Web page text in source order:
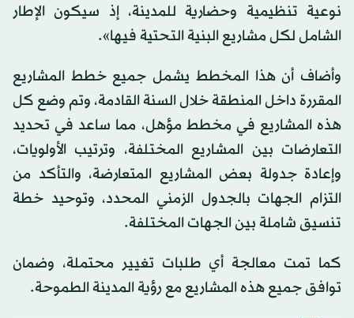
نوعية تنظيمية وحضارية للمدينة، إذ سيكون الإطار
الشامل لكل مشاريع البنية التحتية فيها».
وأضاف أن هذا المخطط يشمل جميع خطط المشاريع
المقررة داخل المنطقة خلال السنة القادمة، وتم وضع كل
هذه المشاريع في مخطط مؤهل، مما ساعد في تحديد
التعارضات بين المشاريع المختلفة، وترتيب الأولويات،
وإعادة جدولة بعض المشاريع المتعارضة، والتأكد من
التزام الجهات بالجدول الزمني المحدد، وتوحيد خطة
تنسيق شاملة بين الجهات المختلفة.
كما تمت معالجة أي طلبات تغيير محتملة، وضمان
توافق جميع هذه المشاريع مع رؤية المدينة الطموحة.